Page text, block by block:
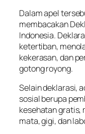
Dalam apel
membacakan
Indonesia.
ketertiban,
kekerasan, dan
gotong royong.
Selain deklarasi,
sosial berupa
kesehatan gratis,
mata, gigi, dan